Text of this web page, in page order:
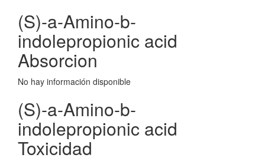
(S)-a-Amino-b-
indolepropionic acid
Absorcion
No hay información disponible
(S)-a-Amino-b-
indolepropionic acid
Toxicidad